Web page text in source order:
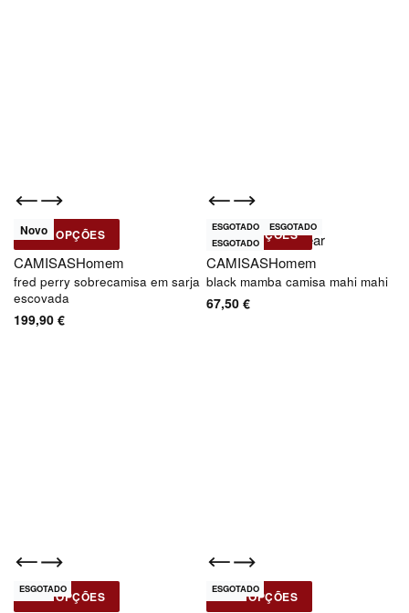
Novo
VER OPÇÕES
Fred Perry
CAMISASHomem
fred perry sobrecamisa em sarja
escovada
199,90 €
Novo
ESGOTADO
ESGOTADO
ESGOTADO
VER OPÇÕES
Black Mamba Wear
CAMISASHomem
black mamba camisa mahi mahi
67,50 €
Novo
ESGOTADO
VER OPÇÕES
Hurley
Novo
ESGOTADO
VER OPÇÕES
Edwin